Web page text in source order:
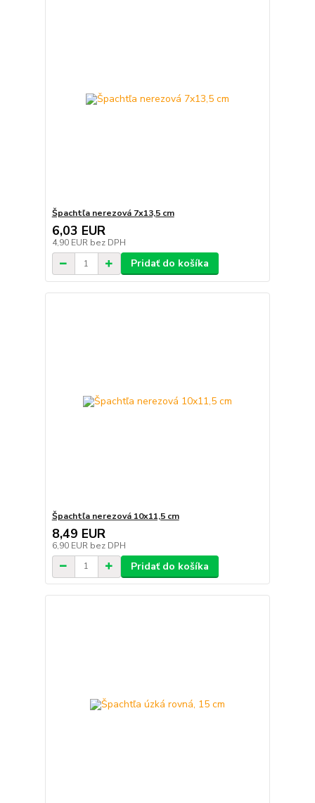
Špachtľa nerezová 7x13,5 cm
6,03 EUR
4,90 EUR bez DPH
Pridať do košíka
Špachtľa nerezová 10x11,5 cm
8,49 EUR
6,90 EUR bez DPH
Pridať do košíka